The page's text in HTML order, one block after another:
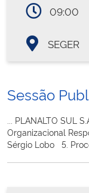
09:00
SEGER
Sessão
... PLANALTO SUL
Organizacional
Sérgio Lobo 5.